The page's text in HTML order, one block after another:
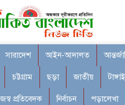
সারাদেশ আইন-আদালত
চট্টগ্রাম ছড়া জাতীয়
প্রতিবেদক নির্বাচন পড়ালেখা